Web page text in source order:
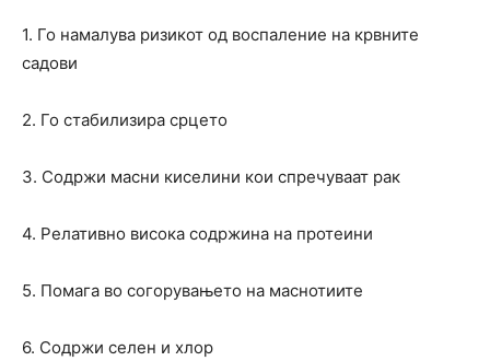
1. Го намалува ризикот од воспаление на крвните
садови
2. Го стабилизира срцето
3. Содржи масни киселини кои спречуваат рак
4. Релативно висока содржина на протеини
5. Помага во согорувањето на маснотиите
6. Содржи селен и хлор